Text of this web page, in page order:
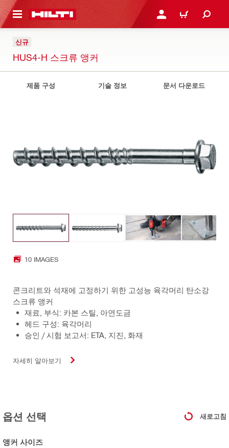
으로 건너뛰기 로그인 또는 회원가입
장바구니
신규
HUS4-H 스크류 앵커
제품 구성 기술 정보 문서 다운로드
10 IMAGES
콘크리트와 석재에 고정하기 위한 고성능 육각머리 탄소강
스크류 앵커
재료, 부식: 카본 스틸, 아연도금
헤드 구성: 육각머리
승인 / 시험 보고서: ETA, 지진, 화재
자세히 알아보기
옵션 선택 새로고침
앵커 사이즈